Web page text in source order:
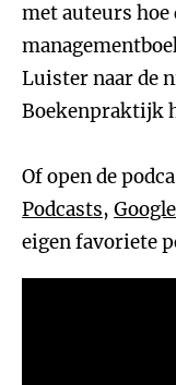
met auteurs hoe
Luister naar de
Boekenpraktijk
Of open de
Podcasts,
eigen favoriete